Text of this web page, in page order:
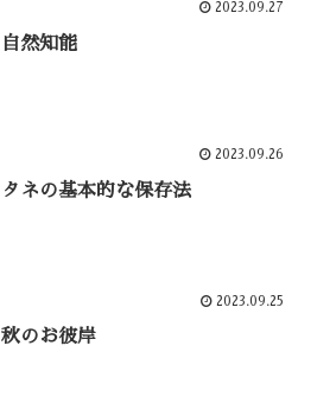
2023.09.27
自然知能
2023.09.26
タネの基本的な保存法
2023.09.25
秋のお彼岸